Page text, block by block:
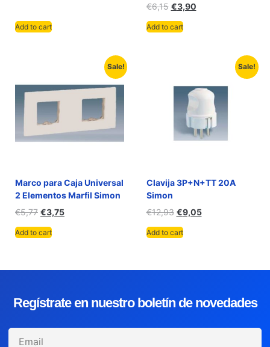
Add to cart
€6,15 €3,90
Add to cart
Sale!
Marco para Caja Universal
2 Elementos Marfil Simon
€5,77 €3,75
Add to cart
Sale!
Clavija 3P+N+TT 20A
Simon
€12,93 €9,05
Add to cart
Regístrate en nuestro boletín de novedades